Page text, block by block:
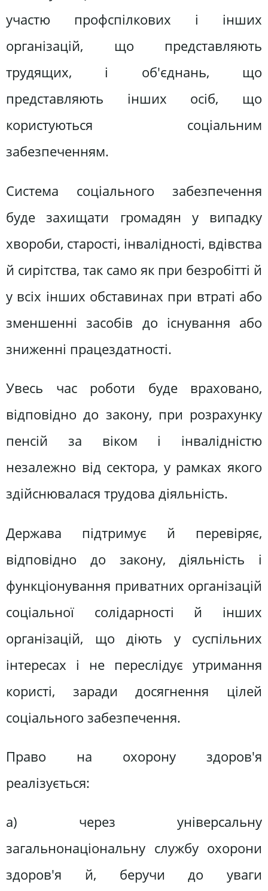
участю профспілкових і інших
організацій, що представляють
трудящих, і об'єднань, що
представляють інших осіб, що
користуються соціальним
забезпеченням.
Система соціального забезпечення
буде захищати громадян у випадку
хвороби, старості, інвалідності, вдівства
й сирітства, так само як при безробітті й
у всіх інших обставинах при втраті або
зменшенні засобів до існування або
зниженні працездатності.
Увесь час роботи буде враховано,
відповідно до закону, при розрахунку
пенсій за віком і інвалідністю
незалежно від сектора, у рамках якого
здійснювалася трудова діяльність.
Держава підтримує й перевіряє,
відповідно до закону, діяльність і
функціонування приватних організацій
соціальної солідарності й інших
організацій, що діють у суспільних
інтересах і не переслідує утримання
користі, заради досягнення цілей
соціального забезпечення.
Право на охорону здоров'я
реалізується:
а) через універсальну
загальнонаціональну службу охорони
здоров'я й, беручи до уваги